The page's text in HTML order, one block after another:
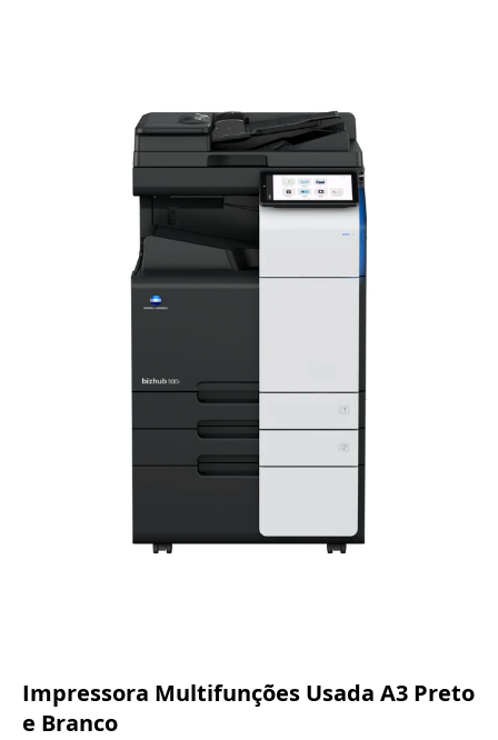
Impressora Multifunções Usada A3 Preto
e Branco